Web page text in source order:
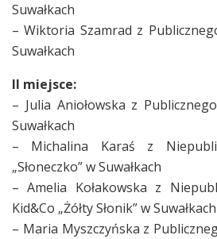
Suwałkach
– Wiktoria Szamrad z
Suwałkach
II miejsce:
– Julia Aniołowska z
Suwałkach
– Michalina Karaś z
„Słoneczko” w Suwałkach
– Amelia Kołakowska z
Kid&Co „Żółty Słonik” w Suwałkach
– Maria Myszczyńska z